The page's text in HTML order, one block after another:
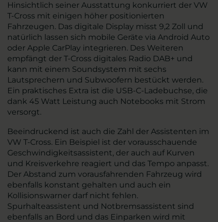
Hinsichtlich seiner Ausstattung konkurriert der VW
T-Cross mit einigen höher positionierten
Fahrzeugen. Das digitale Display misst 9,2 Zoll und
natürlich lassen sich mobile Geräte via Android Auto
oder Apple CarPlay integrieren. Des Weiteren
empfängt der T-Cross digitales Radio DAB+ und
kann mit einem Soundsystem mit sechs
Lautsprechern und Subwoofern bestückt werden.
Ein praktisches Extra ist die USB-C-Ladebuchse, die
dank 45 Watt Leistung auch Notebooks mit Strom
versorgt.
Beeindruckend ist auch die Zahl der Assistenten im
VW T-Cross. Ein Beispiel ist der vorausschauende
Geschwindigkeitsassistent, der auch auf Kurven
und Kreisverkehre reagiert und das Tempo anpasst.
Der Abstand zum vorausfahrenden Fahrzeug wird
ebenfalls konstant gehalten und auch ein
Kollisionswarner darf nicht fehlen.
Spurhalteassistent und Notbremsassistent sind
ebenfalls an Bord und das Einparken wird mit